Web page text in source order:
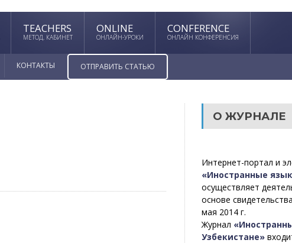
TEACHERS
МЕТОД. КАБИНЕТ
ONLINE
ОНЛАЙН-УРОКИ
CONFERENCE
ОНЛАЙН КОНФЕРЕНСИЯ
КОНТАКТЫ ОТПРАВИТЬ СТАТЬЮ
О ЖУРНАЛЕ
Интернет-портал и
«Иностранные
осуществляет
основе
мая 2014 г.
Журнал
Узбекистане»